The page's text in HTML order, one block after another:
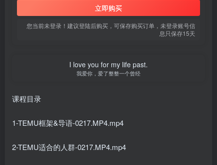
立即购买
您当前未登录！建议登陆后购买，可保存购买订单，未登录账号信
息只保存15天
I love you for my life past.
我爱你，爱了整整一个曾经
课程目录
1-TEMU框架&导语-0217.MP4.mp4
2-TEMU适合的人群-0217.MP4.mp4